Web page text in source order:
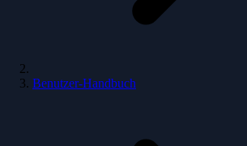
Benutzer-Handbuch